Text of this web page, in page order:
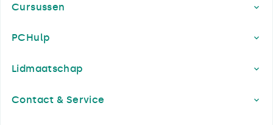
Cursussen
PCHulp
Lidmaatschap
Contact & Service